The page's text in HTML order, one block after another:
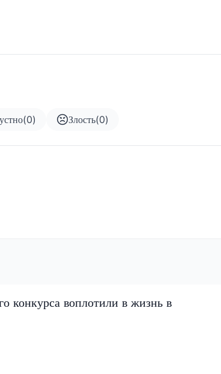
(0) Злость(0)
конкурса воплотили в жизнь в